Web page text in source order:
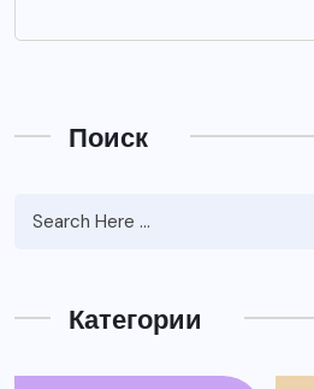
Поиск
Категории